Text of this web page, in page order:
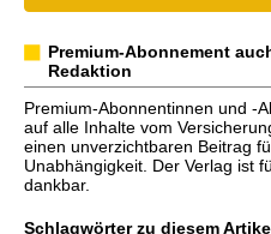
Premium-Abonnement
Redaktion
Premium-Abonnentinnen und -
auf alle Inhalte vom
einen unverzichtbaren Beitrag
Unabhängigkeit. Der Verlag ist
dankbar.
Schlagwörter zu diesem